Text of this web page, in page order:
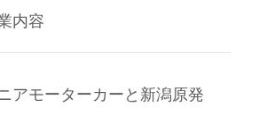
内容
アモーターカーと新潟原発